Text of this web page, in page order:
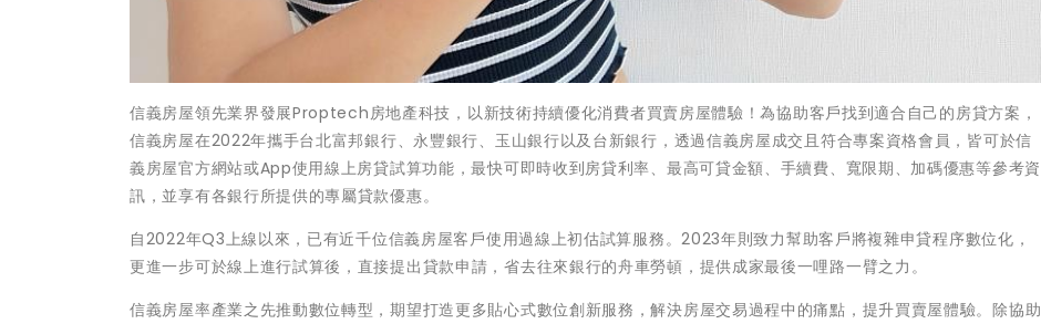
信義房屋領先業界發展Proptech房地產科技，以新技術持續優化消費者買賣房屋體驗！為協助客戶找到適合自己的房貸方案，
信義房屋在2022年攜手台北富邦銀行、永豐銀行、玉山銀行以及台新銀行，透過信義房屋成交且符合專案資格會員，皆可於信
義房屋官方網站或App使用線上房貸試算功能，最快可即時收到房貸利率、最高可貸金額、手續費、寬限期、加碼優惠等參考資
訊，並享有各銀行所提供的專屬貸款優惠。
自2022年Q3上線以來，已有近千位信義房屋客戶使用過線上初估試算服務。2023年則致力幫助客戶將複雜申貸程序數位化，
更進一步可於線上進行試算後，直接提出貸款申請，省去往來銀行的舟車勞頓，提供成家最後一哩路一臂之力。
信義房屋率產業之先推動數位轉型，期望打造更多貼心式數位創新服務，解決房屋交易過程中的痛點，提升買賣屋體驗。除協助